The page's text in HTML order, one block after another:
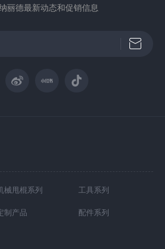
丽德最新动态和促销信息
械甩棍系列 工具系列
制产品 配件系列